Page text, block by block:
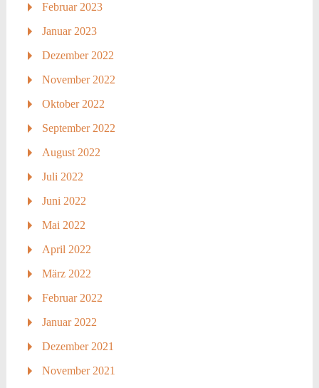
Februar 2023
Januar 2023
Dezember 2022
November 2022
Oktober 2022
September 2022
August 2022
Juli 2022
Juni 2022
Mai 2022
April 2022
März 2022
Februar 2022
Januar 2022
Dezember 2021
November 2021